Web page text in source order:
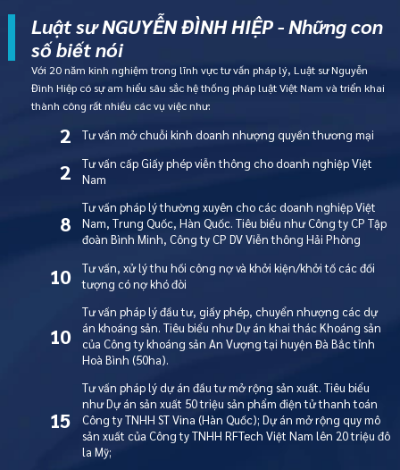
Luật sư NGUYỄN ĐÌNH HIỆP - Những con
số biết nói
Với 20 năm kinh nghiệm trong lĩnh vực tư vấn pháp lý, Luật sư Nguyễn
Đình Hiệp có sự am hiểu sâu sắc hệ thống pháp luật Việt Nam và triển khai
thành công rất nhiều các vụ việc như:
2 Tư vấn mở chuỗi kinh doanh nhượng quyền thương mại
2
Tư vấn cấp Giấy phép viễn thông cho doanh nghiệp Việt
Nam
8
Tư vấn pháp lý thường xuyên cho các doanh nghiệp Việt
Nam, Trung Quốc, Hàn Quốc. Tiêu biểu như Công ty CP Tập
đoàn Bình Minh, Công ty CP DV Viễn thông Hải Phòng
10
Tư vấn, xử lý thu hồi công nợ và khởi kiện/khởi tố các đối
tượng có nợ khó đòi
10
Tư vấn pháp lý đầu tư, giấy phép, chuyển nhượng các dự
án khoáng sản. Tiêu biểu như Dự án khai thác Khoáng sản
của Công ty khoáng sản An Vượng tại huyện Đà Bắc tỉnh
Hoà Bình (50ha).
15
Tư vấn pháp lý dự án đầu tư mở rộng sản xuất. Tiêu biểu
như Dự án sản xuất 50 triệu sản phẩm điện tử thanh toán
Công ty TNHH ST Vina (Hàn Quốc); Dự án mở rộng quy mô
sản xuất của Công ty TNHH RFTech Việt Nam lên 20 triệu đô
la Mỹ;